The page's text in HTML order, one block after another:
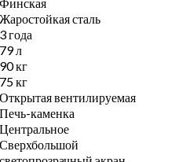
Жаростойкая сталь
3 года
79 л
90 кг
75 кг
Открытая вентилируемая
Печь-каменка
Центральное
Сверхбольшой